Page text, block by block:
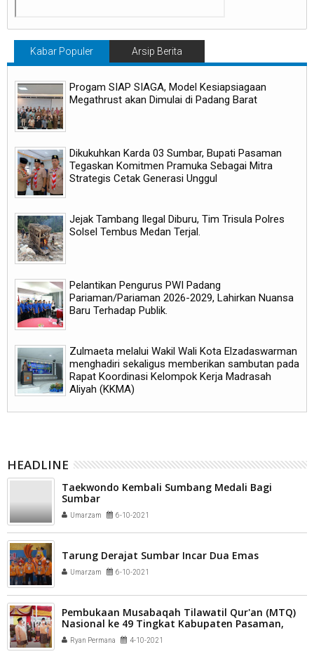
Kabar Populer Arsip Berita
Progam SIAP SIAGA, Model Kesiapsiagaan
Megathrust akan Dimulai di Padang Barat
Dikukuhkan Karda 03 Sumbar, Bupati Pasaman
Tegaskan Komitmen Pramuka Sebagai Mitra
Strategis Cetak Generasi Unggul
Jejak Tambang Ilegal Diburu, Tim Trisula Polres
Solsel Tembus Medan Terjal.
Pelantikan Pengurus PWI Padang
Pariaman/Pariaman 2026-2029, Lahirkan Nuansa
Baru Terhadap Publik.
Zulmaeta melalui Wakil Wali Kota Elzadaswarman
menghadiri sekaligus memberikan sambutan pada
Rapat Koordinasi Kelompok Kerja Madrasah
Aliyah (KKMA)
HEADLINE
Taekwondo Kembali Sumbang Medali Bagi
Sumbar
Umarzam 6-10-2021
Tarung Derajat Sumbar Incar Dua Emas
Umarzam 6-10-2021
Pembukaan Musabaqah Tilawatil Qur'an (MTQ)
Nasional ke 49 Tingkat Kabupaten Pasaman,
berlangsung semarak di PIC (Pasaman Islamic
Centre) Lubuksikaping
Ryan Permana 4-10-2021